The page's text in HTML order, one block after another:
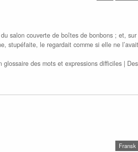
salon couverte de boîtes de bonbons ; et,
stupéfaite, le regardait comme si elle ne
des mots et expressions difficiles |
Fransk